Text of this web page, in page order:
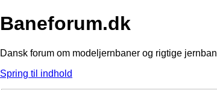
Baneforum.dk
Dansk forum om modeljernbaner og rigtige
Spring til indhold